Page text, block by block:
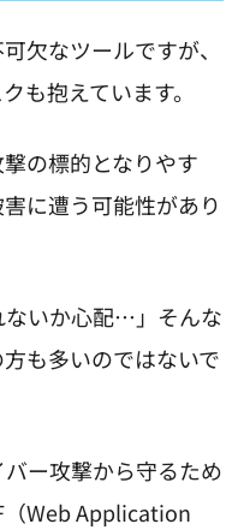
欠なツールですが、
も抱えています。
の標的となりやす
に遭う可能性があり
ないか心配…」そんな
も多いのではないで
ー攻撃から守るため
（Web Application